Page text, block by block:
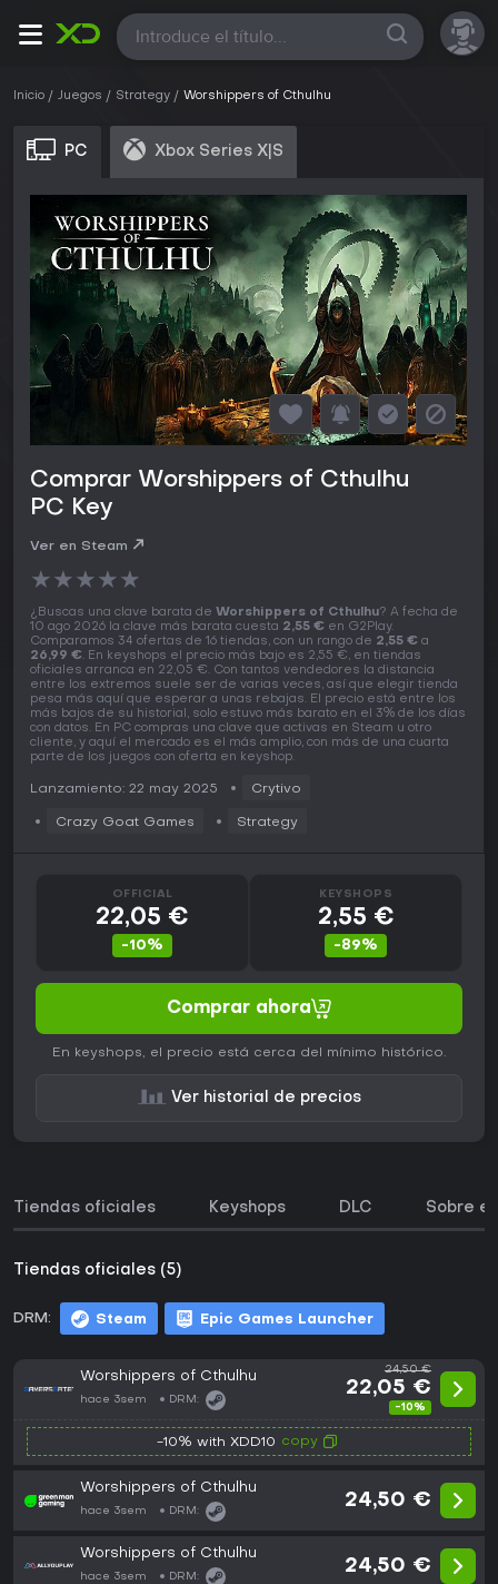
Todas
Inicio Juegos Strategy Worshippers of Cthulhu
PC Xbox Series X|S
Comprar Worshippers of Cthulhu
PC Key
Ver en Steam
★★★★★
¿Buscas una clave barata de Worshippers of Cthulhu? A fecha de
10 ago 2026 la clave más barata cuesta 2,55 € en G2Play.
Comparamos 34 ofertas de 16 tiendas, con un rango de 2,55 € a
26,99 €. En keyshops el precio más bajo es 2,55 €, en tiendas
oficiales arranca en 22,05 €. Con tantos vendedores la distancia
entre los extremos suele ser de varias veces, así que elegir tienda
pesa más aquí que esperar a unas rebajas. El precio está entre los
más bajos de su historial, solo estuvo más barato en el 3% de los días
con datos. En PC compras una clave que activas en Steam u otro
cliente, y aquí el mercado es el más amplio, con más de una cuarta
parte de los juegos con oferta en keyshop.
Lanzamiento: 22 may 2025 Crytivo
Crazy Goat Games Strategy
OFFICIAL
22,05 €
-10%
KEYSHOPS
2,55 €
-89%
Comprar ahora
En keyshops, el precio está cerca del mínimo histórico.
Ver historial de precios
Tiendas oficiales Keyshops DLC Sobre
Tiendas oficiales (5)
DRM: Steam Epic Games Launcher
Worshippers of Cthulhu
hace 3sem DRM:
24,50 €
22,05 €
-10%
-10% with XDD10 copy
Worshippers of Cthulhu
hace 3sem DRM:
24,50 €
Worshippers of Cthulhu
hace 3sem DRM:
24,50 €